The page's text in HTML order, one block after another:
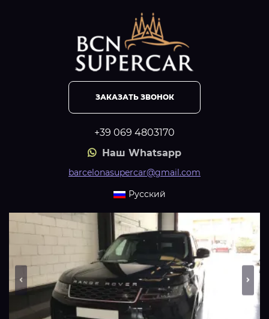
ЗАКАЗАТЬ ЗВОНОК
+39 069 4803170
Наш Whatsapp
barcelonasupercar@gmail.com
Русский